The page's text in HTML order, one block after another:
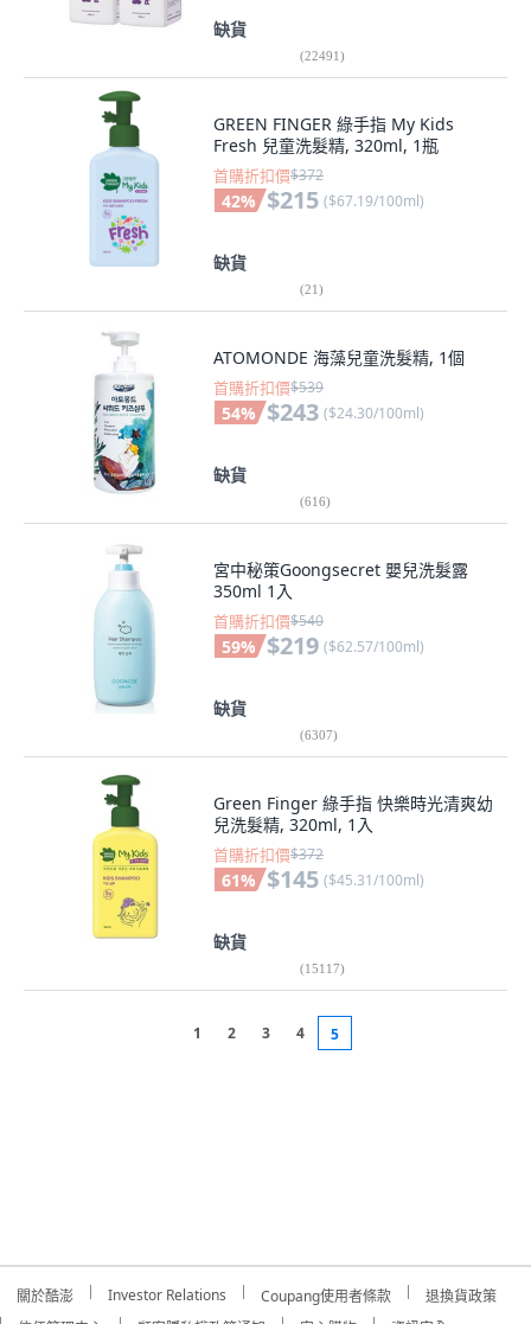
缺貨
(22491)
GREEN FINGER 綠手指 My Kids
Fresh 兒童洗髮精, 320ml, 1瓶
首購折扣價$372
42% $215 ($67.19/100ml)
缺貨
(21)
ATOMONDE 海藻兒童洗髮精, 1個
首購折扣價$539
54% $243 ($24.30/100ml)
缺貨
(616)
宮中秘策Goongsecret 嬰兒洗髮露
350ml 1入
首購折扣價$540
59% $219 ($62.57/100ml)
缺貨
(6307)
Green Finger 綠手指 快樂時光清爽幼
兒洗髮精, 320ml, 1入
首購折扣價$372
61% $145 ($45.31/100ml)
缺貨
(15117)
1 2 3 4 5
關於酷澎 Investor Relations Coupang使用者條款
退換貨政策